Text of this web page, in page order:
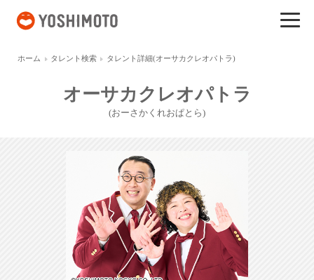
ホーム タレント検索 タレント詳細(オーサカクレオパトラ)
オーサカクレオパトラ
(おーさかくれおぱとら)